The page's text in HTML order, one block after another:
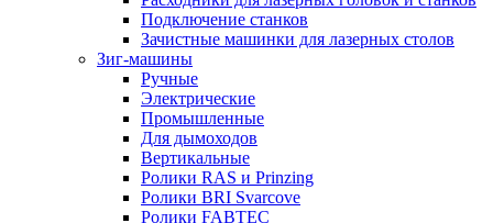
Подключение станков
Зачистные машинки для лазерных столов
Зиг-машины
Ручные
Электрические
Промышленные
Для дымоходов
Вертикальные
Ролики RAS и Prinzing
Ролики BRI Svarcove
Ролики FABTEC